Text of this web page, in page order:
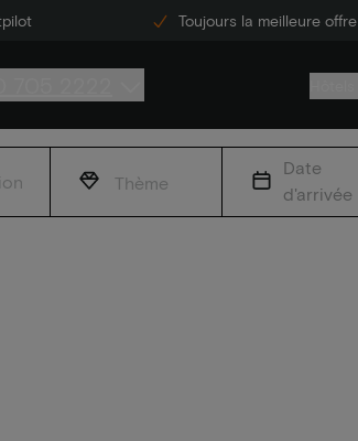
Toujours la meilleure offre
Thème
Date
d'arrivée